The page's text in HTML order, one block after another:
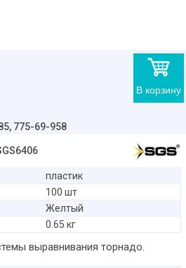
В корзину
775-69-958
пластик
100 шт
Желтый
0.65 кг
выравнивания торнадо.